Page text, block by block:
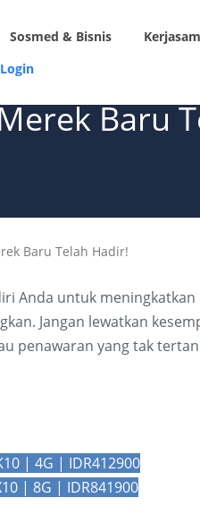
Sosmed & Bisnis
Login
Baru
Baru Telah Hadir!
Anda untuk meningkatkan
Jangan lewatkan
penawaran yang tak
| 4G | IDR412900
| 8G | IDR841900